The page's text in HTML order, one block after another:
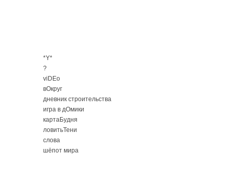
*Y*
?
viDEo
вОкруг
дневник строительства
игра в дОмики
картаБудня
ловитьТени
слова
шёпот мира